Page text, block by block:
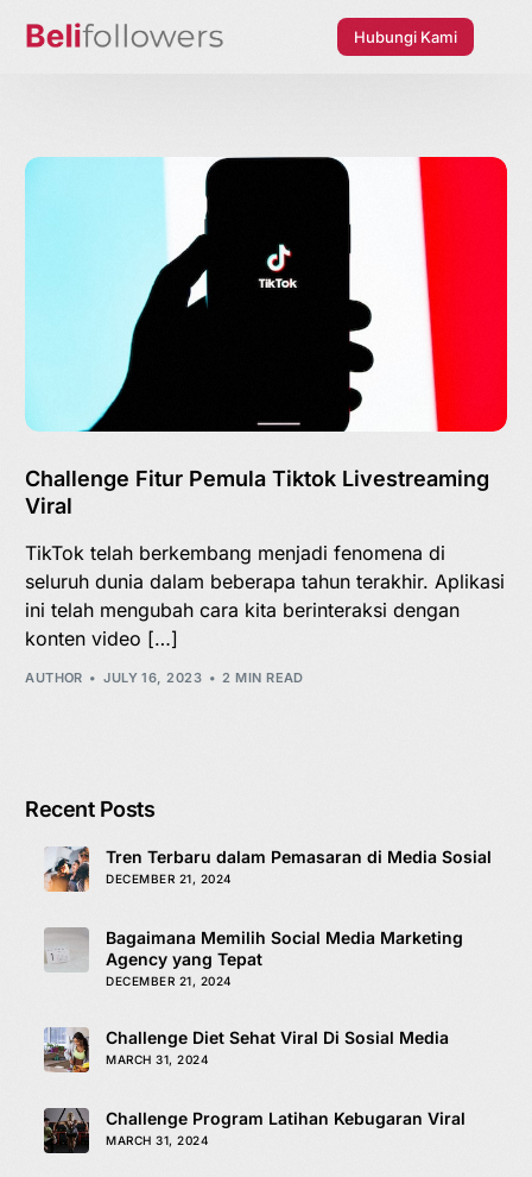
Hubungi Kami
Challenge Fitur Pemula Tiktok Livestreaming
Viral
TikTok telah berkembang menjadi fenomena di
seluruh dunia dalam beberapa tahun terakhir. Aplikasi
ini telah mengubah cara kita berinteraksi dengan
konten video […]
AUTHOR JULY 16, 2023 2 MIN READ
Recent Posts
Tren Terbaru dalam Pemasaran di Media Sosial
DECEMBER 21, 2024
Bagaimana Memilih Social Media Marketing
Agency yang Tepat
DECEMBER 21, 2024
Challenge Diet Sehat Viral Di Sosial Media
MARCH 31, 2024
Challenge Program Latihan Kebugaran Viral
MARCH 31, 2024